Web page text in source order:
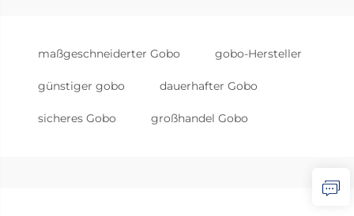
maßgeschneiderter Gobo gobo-Hersteller
günstiger gobo dauerhafter Gobo
sicheres Gobo großhandel Gobo